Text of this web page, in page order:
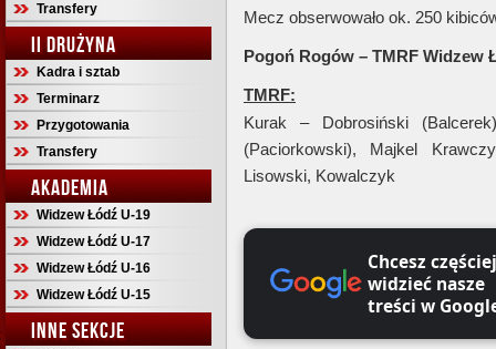
Transfery
II DRUŻYNA
Kadra i sztab
Terminarz
Przygotowania
Transfery
AKADEMIA
Widzew Łódź U-19
Widzew Łódź U-17
Widzew Łódź U-16
Widzew Łódź U-15
INNE SEKCJE
Mecz obserwowało ok. 250
Pogoń Rogów – TMRF Widzew
TMRF:
Kurak – Dobrosiński
(Paciorkowski), Majkel
Lisowski, Kowalczyk
Chcesz częściej
widzieć nasze
treści w